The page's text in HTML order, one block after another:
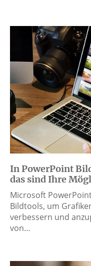
In PowerPoint
das sind Ihre
Microsoft
Bildtools, um
verbessern und
von…